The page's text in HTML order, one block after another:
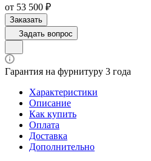
от 53 500 ₽
Заказать
Задать вопрос
Гарантия на фурнитуру 3 года
Характеристики
Описание
Как купить
Оплата
Доставка
Дополнительно